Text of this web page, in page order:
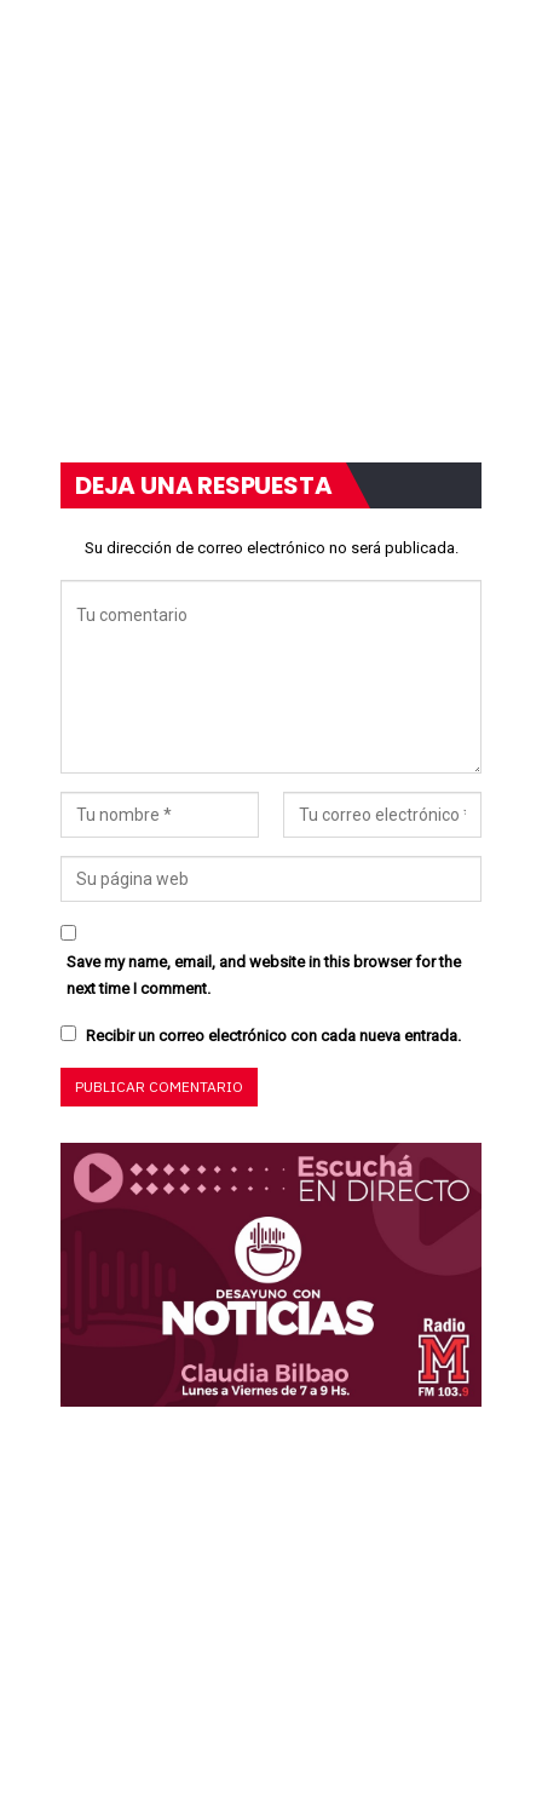
DEJA UNA RESPUESTA
Su dirección de correo electrónico no será publicada.
Save my name, email, and website in this browser for the
next time I comment.
Recibir un correo electrónico con cada nueva entrada.